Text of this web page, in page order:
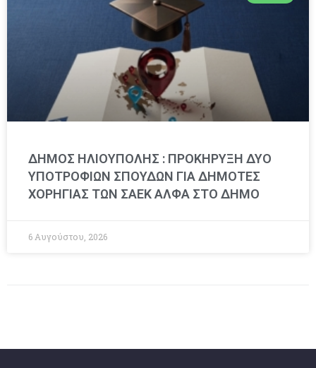
ΔΗΜΟΣ ΗΛΙΟΥΠΟΛΗΣ : ΠΡΟΚΗΡΥΞΗ ΔΥΟ
ΥΠΟΤΡΟΦΙΩΝ ΣΠΟΥΔΩΝ ΓΙΑ ΔΗΜΟΤΕΣ
ΧΟΡΗΓΙΑΣ ΤΩΝ ΣΑΕΚ ΑΛΦΑ ΣΤΟ ΔΗΜΟ
6 Αυγούστου, 2026